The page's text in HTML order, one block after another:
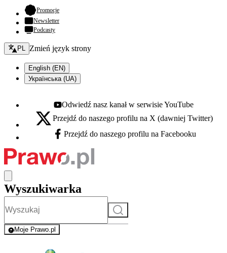
Promocje- otwiera się w nowej karcie
Newsletter
Podcasty
Zmień język - bieżący:
PL Zmień język strony
English (EN)
Українська (UA)
Youtube - otwiera się w nowej karcie
Odwiedź nasz kanał w serwisie YouTube
X - otwiera się w nowej karcie
Przejdź do naszego profilu na X (dawniej Twitter)
Facebook - otwiera się w nowej karcie
Przejdź do naszego profilu na Facebooku
Wyszukiwarka
Szukaj
Moje Prawo.pl
- rejestracja i logowanie do serwisu